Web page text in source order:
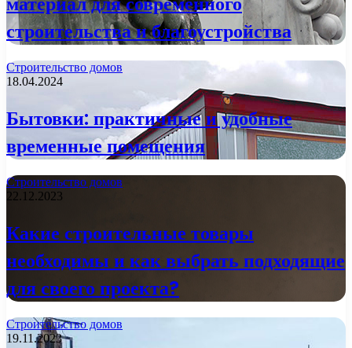
строительства и благоустройства
Строительство домов
18.04.2024
Бытовки: практичные и удобные
временные помещения
Строительство домов
22.12.2023
Какие строительные товары
необходимы и как выбрать подходящие
для своего проекта?
Строительство домов
19.11.2023